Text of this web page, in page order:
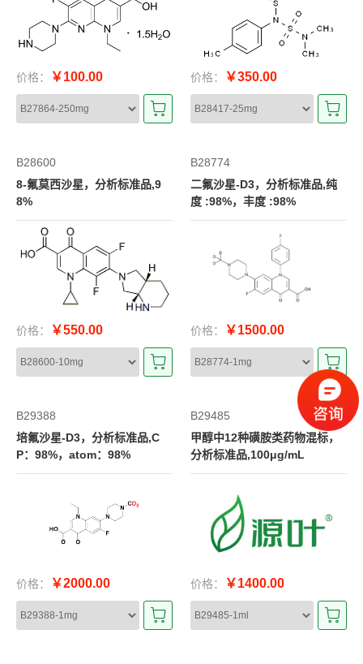
价格： ￥100.00 价格： ￥350.00
B28600
8-氟莫西沙星，分析标准品,9
8%
价格： ￥550.00
B28774
二氟沙星-D3，分析标准品,纯
度 :98%，丰度 :98%
价格： ￥1500.00
B29388
培氟沙星-D3，分析标准品,C
P：98%，atom：98%
价格： ￥2000.00
B29485
甲醇中12种磺胺类药物混标，
分析标准品,100μg/mL
价格： ￥1400.00